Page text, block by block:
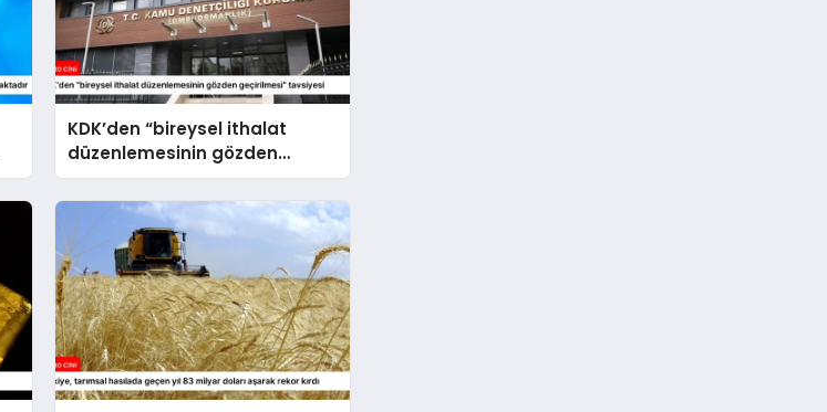
KDK’den “bireysel ithalat
düzenlemesinin gözden
geçirilmesi” tavsiyesi